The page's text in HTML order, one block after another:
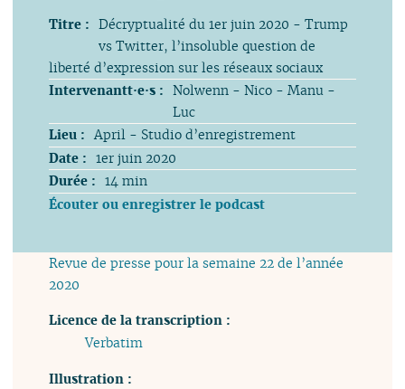
Titre : Décryptualité du 1er juin 2020 - Trump
vs Twitter, l’insoluble question de
liberté d’expression sur les réseaux sociaux
Intervenantt·e·s : Nolwenn - Nico - Manu -
Luc
Lieu : April - Studio d’enregistrement
Date : 1er juin 2020
Durée : 14 min
Écouter ou enregistrer le podcast
Revue de presse pour la semaine 22 de l’année
2020
Licence de la transcription :
Verbatim
Illustration :